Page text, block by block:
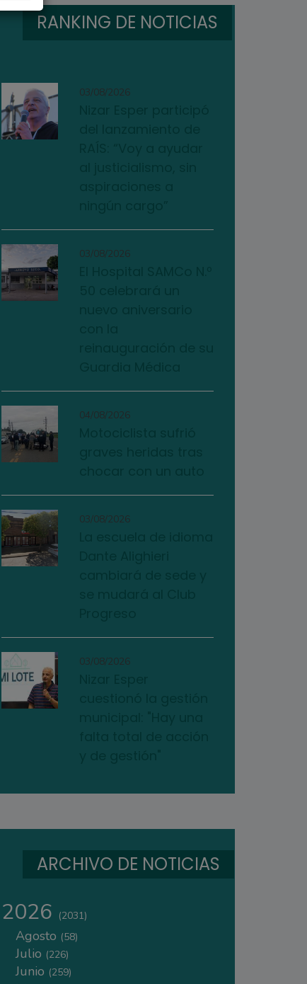
RANKING DE NOTICIAS
03/08/2026
03/08/2026
04/08/2026
03/08/2026
03/08/2026
ARCHIVO DE NOTICIAS
2026 (2031)
Agosto (58)
Julio (226)
Junio (259)